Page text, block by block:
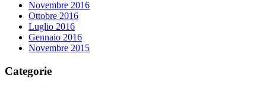
Novembre 2016
Ottobre 2016
Luglio 2016
Gennaio 2016
Novembre 2015
Categorie